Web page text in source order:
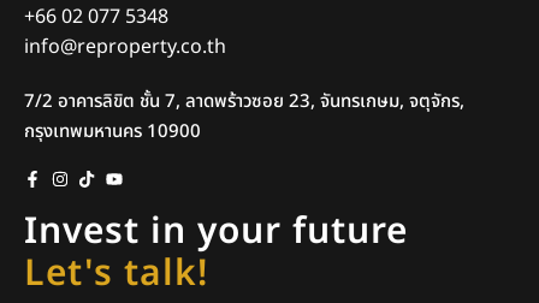
+66 02 077 5348
info@reproperty.co.th
7/2 อาคารลิขิต ชั้น 7, ลาดพร้าวซอย 23, จันทรเกษม, จตุจักร,
กรุงเทพมหานคร 10900
Invest in your future
Let's talk!